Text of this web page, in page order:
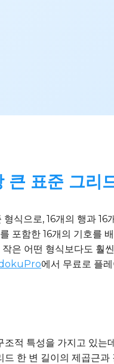
큰 표준 그리
식으로, 16개의 행과
포함한 16개의 기호를
은 어떤 형식보다도 훨
에서 무료로 플
적 특성을 가지고 있
한 변 길이의 제곱근